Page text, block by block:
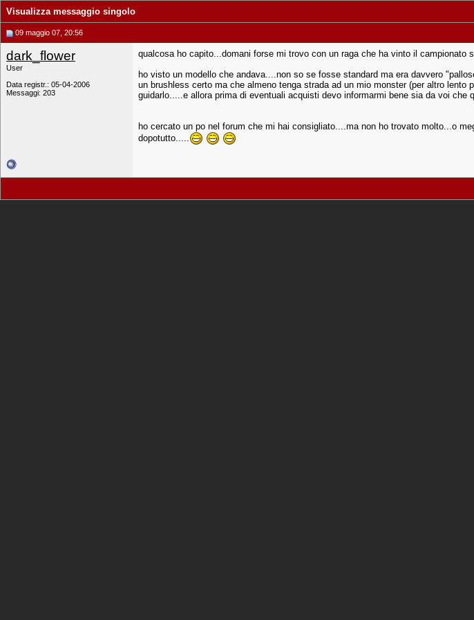
Visualizza messaggio singolo
09 maggio 07, 20:56
dark_flower
User
Data registr.: 05-04-2006
Messaggi: 203
qualcosa ho capito...domani forse mi trovo con un raga che ha vinto il campionato
ho visto un modello che andava....non so se fosse standard ma era davvero
un brushless certo ma che almeno tenga strada ad un mio monster (per altro
guidarlo.....e allora prima di eventuali acquisti devo informarmi bene sia da voi che
ho cercato un po nel forum che mi hai consigliato....ma non ho trovato molto...o
dopotutto.....